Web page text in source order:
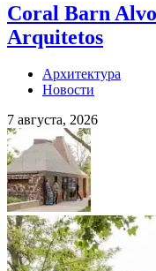
Coral Barn
Arquitetos
Архитектура
Новости
7 августа, 2026